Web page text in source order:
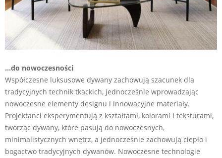
…do nowoczesności
Współczesne luksusowe dywany zachowują szacunek dla
tradycyjnych technik tkackich, jednocześnie wprowadzając
nowoczesne elementy designu i innowacyjne materiały.
Projektanci eksperymentują z kształtami, kolorami i teksturami,
tworząc dywany, które pasują do nowoczesnych,
minimalistycznych wnętrz, a jednocześnie zachowują ciepło i
bogactwo tradycyjnych dywanów. Nowoczesne technologie